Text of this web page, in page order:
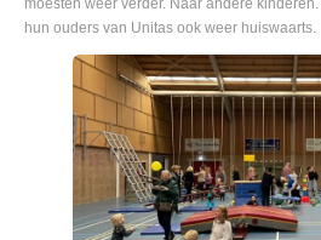
moesten weer verder. Naar andere
hun ouders van Unitas ook weer huiswaarts.